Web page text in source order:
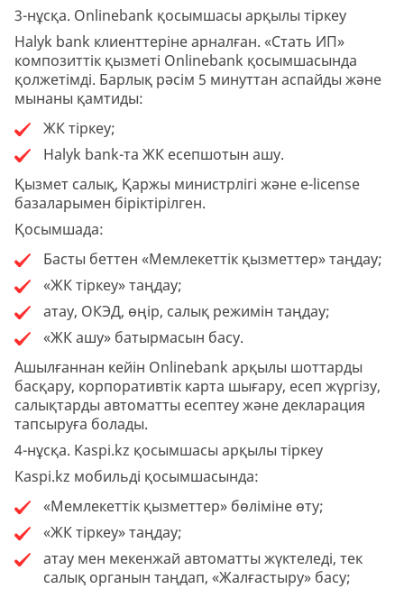
3-нұсқа. Onlinebank қосымшасы арқылы тіркеу
Halyk bank клиенттеріне арналған. «Стать ИП»
композиттік қызметі Onlinebank қосымшасында
қолжетімді. Барлық рәсім 5 минуттан аспайды және
мынаны қамтиды:
ЖК тіркеу;
Halyk bank-та ЖК есепшотын ашу.
Қызмет салық, Қаржы министрлігі және e-license
базаларымен біріктірілген.
Қосымшада:
Басты беттен «Мемлекеттік қызметтер» таңдау;
«ЖК тіркеу» таңдау;
атау, ОКЭД, өңір, салық режимін таңдау;
«ЖК ашу» батырмасын басу.
Ашылғаннан кейін Onlinebank арқылы шоттарды
басқару, корпоративтік карта шығару, есеп жүргізу,
салықтарды автоматты есептеу және декларация
тапсыруға болады.
4-нұсқа. Kaspi.kz қосымшасы арқылы тіркеу
Kaspi.kz мобильді қосымшасында:
«Мемлекеттік қызметтер» бөліміне өту;
«ЖК тіркеу» таңдау;
атау мен мекенжай автоматты жүктеледі, тек
салық органын таңдап, «Жалғастыру» басу;